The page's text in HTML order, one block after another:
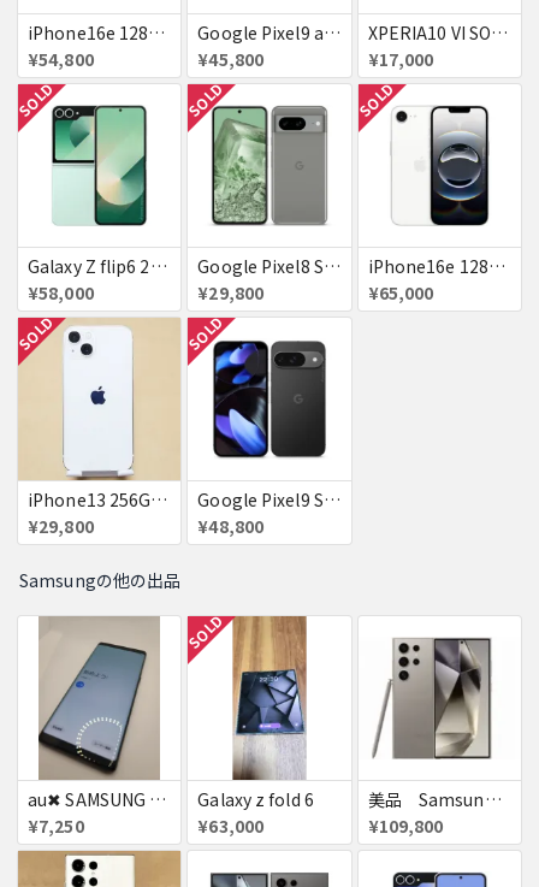
iPhone16e 128GB ホワイト 送料無料
¥54,800
Google Pixel9 au Wintergreen 128GB / 12GB 送料無料
¥45,800
XPERIA10 VI SOG14 au 送料無料
¥17,000
SOLD
Galaxy Z flip6 256GB ミント au 送料無料
¥58,000
SOLD
Google Pixel8 SoftBank SIMフリー 送料無料
¥29,800
SOLD
iPhone16e 128GB ホワイト Softbank 新品 送料無料
¥65,000
SOLD
iPhone13 256GB スターライト docomo 赤ロム 送料無料
¥29,800
SOLD
Google Pixel9 SoftBank Obsidian SIMフリー 送料無料
¥48,800
Samsungの他の出品
au✖ SAMSUNG Galaxy note8 64GB
¥7,250
SOLD
Galaxy z fold 6
¥63,000
美品 Samsung Galaxy S24 ULTRA DOCOMO
¥109,800